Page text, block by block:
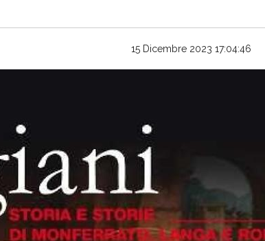
15 Dicembre 2023 17:04:46